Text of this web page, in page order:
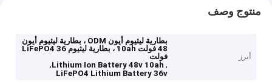
منتوج وصف
أبرز
بطارية ليثيوم أيون ODM ، بطارية ليثيوم أيون
48 فولت 10ah ، بطارية ليثيوم LiFePO4 36
فولت
,
Lithium Ion Battery 48v 10ah
,
LiFePO4 Lithium Battery 36v